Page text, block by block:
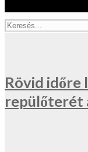
Rövid időre
repülőterét